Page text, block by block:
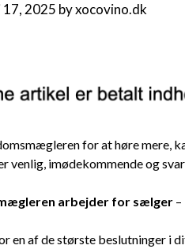
17, 2025 byxocovino.dk
for at høre mere,
venlig, imødekommende og
arbejder for sælger
en af de største beslutninger i